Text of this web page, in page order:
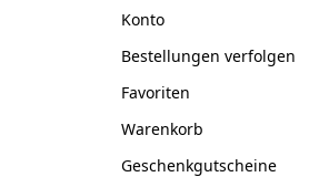
Konto
Bestellungen verfolgen
Favoriten
Warenkorb
Geschenkgutscheine